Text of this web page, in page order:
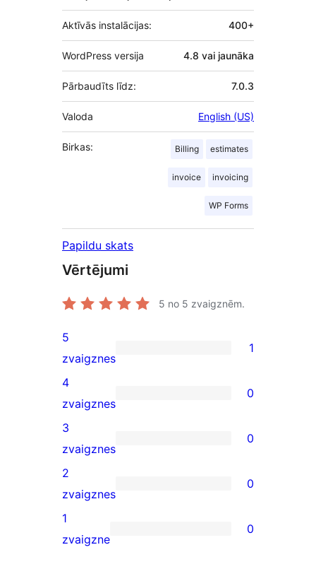
Aktīvās instalācijas: 400+
WordPress versija 4.8 vai jaunāka
Pārbaudīts līdz: 7.0.3
Valoda English (US)
Birkas: Billing estimates
invoice invoicing
WP Forms
Papildu skats
Vērtējumi
5 no 5 zvaigznēm.
1
5-
star
review
5
zvaigznes
1
0
4-
star
reviews
4
zvaigznes
0
0
3-
star
reviews
3
zvaigznes
0
0
2-
star
2
zvaigznes
0
0
1
zvaigzne
0